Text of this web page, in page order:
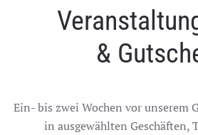
&
Ein- bis zwei Wochen vor unserem
in ausgewählten Geschäften,